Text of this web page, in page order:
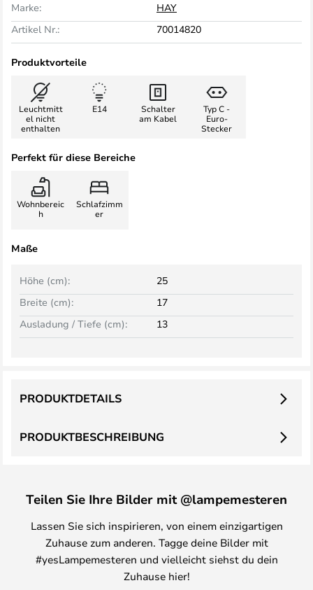
Marke:
HAY
Artikel Nr.:
70014820
Produktvorteile
Leuchtmitt
el nicht
enthalten
E14
Schalter
am Kabel
Typ C -
Euro-
Stecker
Perfekt für diese Bereiche
Wohnbereic
h
Schlafzimm
er
Maße
Breite (cm): 17
Höhe (cm): 25
Ausladung / Tiefe (cm): 13
PRODUKTBESCHREIBUNG
PRODUKTDETAILS
Teilen Sie Ihre Bilder mit @lampemesteren
Lassen Sie sich inspirieren, von einem einzigartigen
Zuhause zum anderen. Tagge deine Bilder mit
#yesLampemesteren und vielleicht siehst du dein
Zuhause hier!